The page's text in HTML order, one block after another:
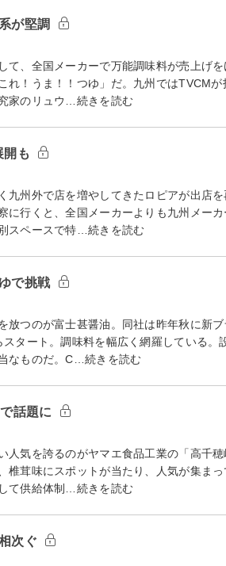
が堅調
、全国メーカーで万能調味料が売上げ
！うま！！つゆ」だ。九州ではTVCMが
家のリュウ…続きを読む
開も
州外で店を増やしてきたロピアが出店
に行くと、全国メーカーよりも九州メー
スペースで特…続きを読む
で挑戦
つのが富士甚醤油。同社は昨年秋に新
タート。調味料を幅広く網羅している。
なものだ。C…続きを読む
話題に
気を誇るのがヤマエ食品工業の「高千
茸味にスポットが当たり、人気が集まっ
て供給体制…続きを読む
次ぐ